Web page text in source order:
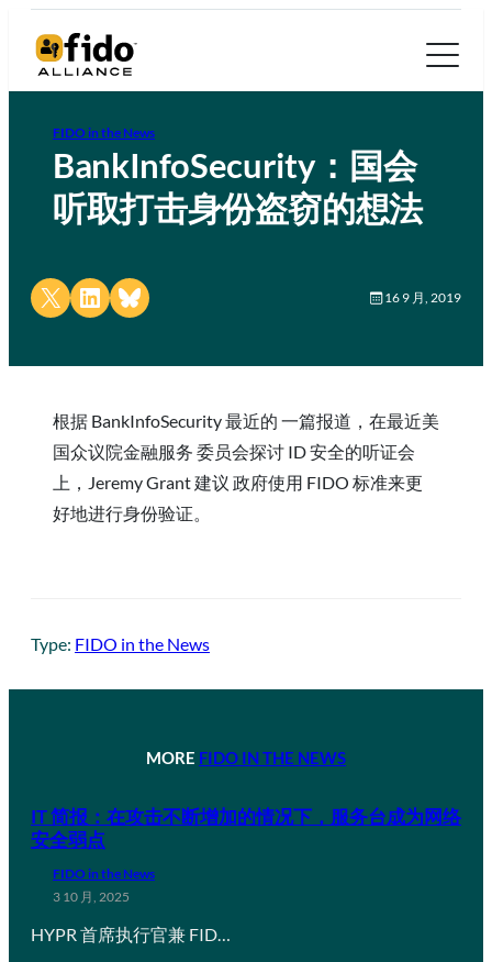
FIDO in the News
BankInfoSecurity：国会
听取打击身份盗窃的想法
Share on X Share on LinkedIn
Share on Bluesky 16 9 月, 2019
根据 BankInfoSecurity 最近的 一篇报道，在最近美
国众议院金融服务 委员会探讨 ID 安全的听证会
上，Jeremy Grant 建议 政府使用 FIDO 标准来更
好地进行身份验证。
Type: FIDO in the News
MORE FIDO IN THE NEWS
IT 简报：在攻击不断增加的情况下，服务台成为网络
安全弱点
FIDO in the News
3 10 月, 2025
HYPR 首席执行官兼 FID…